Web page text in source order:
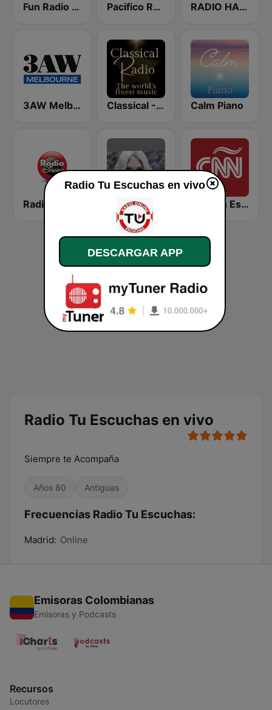
Fun Radio FRANCE Pacifico Romántico RADIO HABANA SON CUBA
3AW Melbourne Classical - Mozart Calm Piano
CNN en Español
Radio Tu Escuchas en vivo
Siempre te Acompaña
Años 80 Antiguas
Frecuencias Radio Tu Escuchas:
Madrid: Online
Emisoras Colombianas
Emisoras y Podcasts
Recursos
Locutores
Radio Tu Escuchas en vivo
DESCARGAR APP